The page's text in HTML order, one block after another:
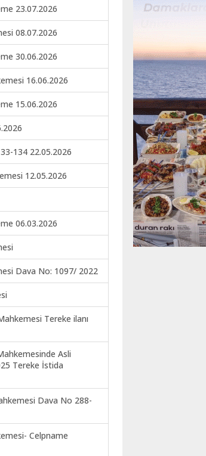
23.07.2026
08.07.2026
30.06.2026
16.06.2026
15.06.2026
134 22.05.2026
12.05.2026
06.03.2026
Dava No: 1097/ 2022
Tereke ilanı
Asli
Tereke İstida
Dava No 288-
Celpname